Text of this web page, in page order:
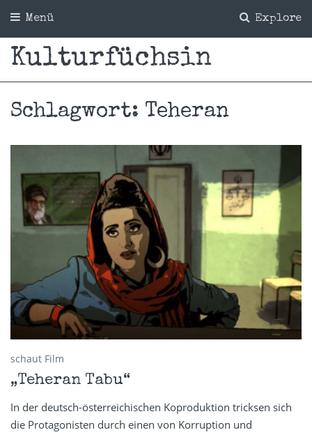
Explore
Menü
Kulturfüchsin
Schlagwort: Teheran
schaut Film
„Teheran Tabu“
In der deutsch-österreichischen Koproduktion tricksen sich
die Protagonisten durch einen von Korruption und